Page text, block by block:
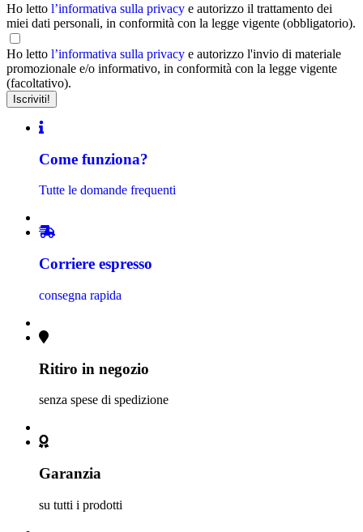
Ho letto l’informativa sulla privacy e autorizzo il trattamento dei
miei dati personali, in conformità con la legge vigente (obbligatorio).
Ho letto l’informativa sulla privacy e autorizzo l'invio di materiale
promozionale e/o informativo, in conformità con la legge vigente
(facoltativo).
Come funziona?
Tutte le domande frequenti
Corriere espresso
consegna rapida
Ritiro in negozio
senza spese di spedizione
Garanzia
su tutti i prodotti